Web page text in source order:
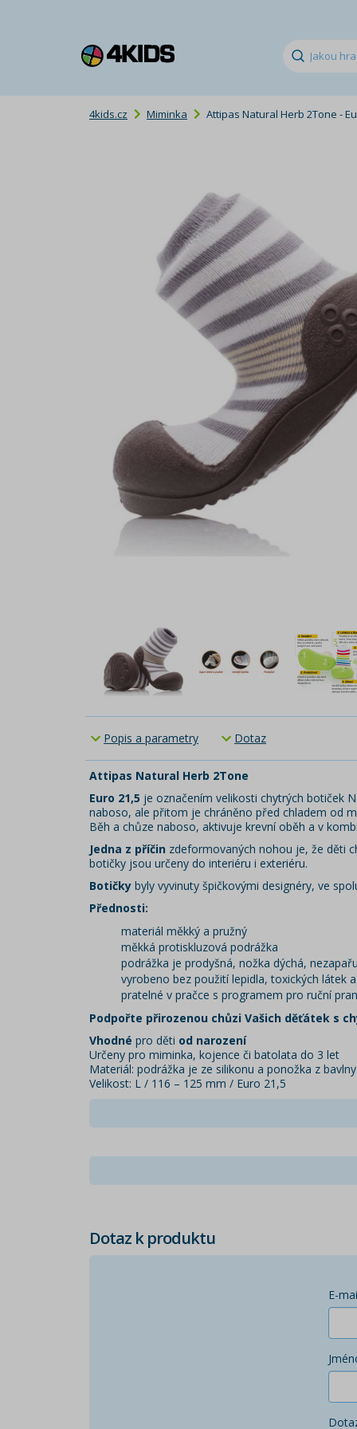
4kids.cz Miminka Attipas Natural Herb 2Tone -
Popis a parametry Dotaz
Attipas Natural Herb 2Tone
Euro 21,5 je označením velikosti chytrých botiček
naboso, ale přitom je chráněno před chladem od
Běh a chůze naboso, aktivuje krevní oběh a v
Jedna z příčin zdeformovaných nohou je, že děti
botičky jsou určeny do interiéru i exteriéru.
Botičky byly vyvinuty špičkovými designéry, ve
Přednosti:
materiál měkký a pružný
měkká protiskluzová podrážka
podrážka je prodyšná, nožka dýchá,
vyrobeno bez použití lepidla, toxických látek
pratelné v pračce s programem pro ruční
Podpořte přirozenou chůzi Vašich děťátek s
Vhodné pro děti od narození
Určeny pro miminka, kojence či batolata do 3 let
Materiál: podrážka je ze silikonu a ponožka z bavlny
Velikost: L / 116 – 125 mm / Euro 21,5
Dotaz k produktu
E-